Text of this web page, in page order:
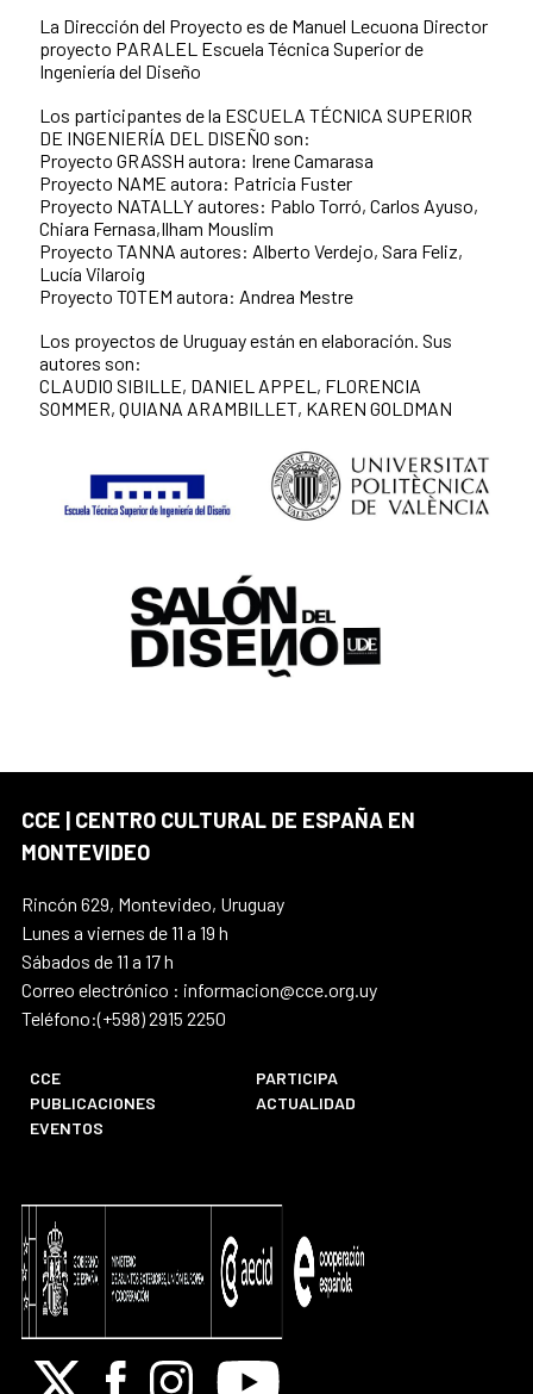
La Dirección del Proyecto es de Manuel Lecuona Director
proyecto PARALEL Escuela Técnica Superior de
Ingeniería del Diseño
Los participantes de la ESCUELA TÉCNICA SUPERIOR
DE INGENIERÍA DEL DISEÑO son:
Proyecto GRASSH autora: Irene Camarasa
Proyecto NAME autora: Patricia Fuster
Proyecto NATALLY autores: Pablo Torró, Carlos Ayuso,
Chiara Fernasa,Ilham Mouslim
Proyecto TANNA autores: Alberto Verdejo, Sara Feliz,
Lucía Vilaroig
Proyecto TOTEM autora: Andrea Mestre
Los proyectos de Uruguay están en elaboración. Sus
autores son:
CLAUDIO SIBILLE, DANIEL APPEL, FLORENCIA
SOMMER, QUIANA ARAMBILLET, KAREN GOLDMAN
CCE | CENTRO CULTURAL DE ESPAÑA EN
MONTEVIDEO
Rincón 629, Montevideo, Uruguay
Lunes a viernes de 11 a 19 h
Sábados de 11 a 17 h
Correo electrónico : informacion@cce.org.uy
Teléfono:(+598) 2915 2250
CCE
PARTICIPA
PUBLICACIONES
ACTUALIDAD
EVENTOS
X FacebookInstagramYoutube